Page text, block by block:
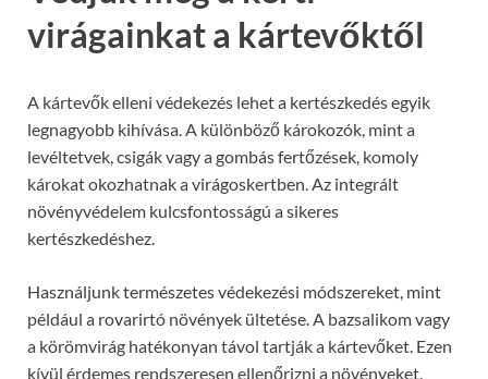
virágainkat a kártevőktől
A kártevők elleni védekezés lehet a kertészkedés egyik
legnagyobb kihívása. A különböző károkozók, mint a
levéltetvek, csigák vagy a gombás fertőzések, komoly
károkat okozhatnak a virágoskertben. Az integrált
növényvédelem kulcsfontosságú a sikeres
kertészkedéshez.
Használjunk természetes védekezési módszereket, mint
például a rovarirtó növények ültetése. A bazsalikom vagy
a körömvirág hatékonyan távol tartják a kártevőket. Ezen
kívül érdemes rendszeresen ellenőrizni a növényeket,